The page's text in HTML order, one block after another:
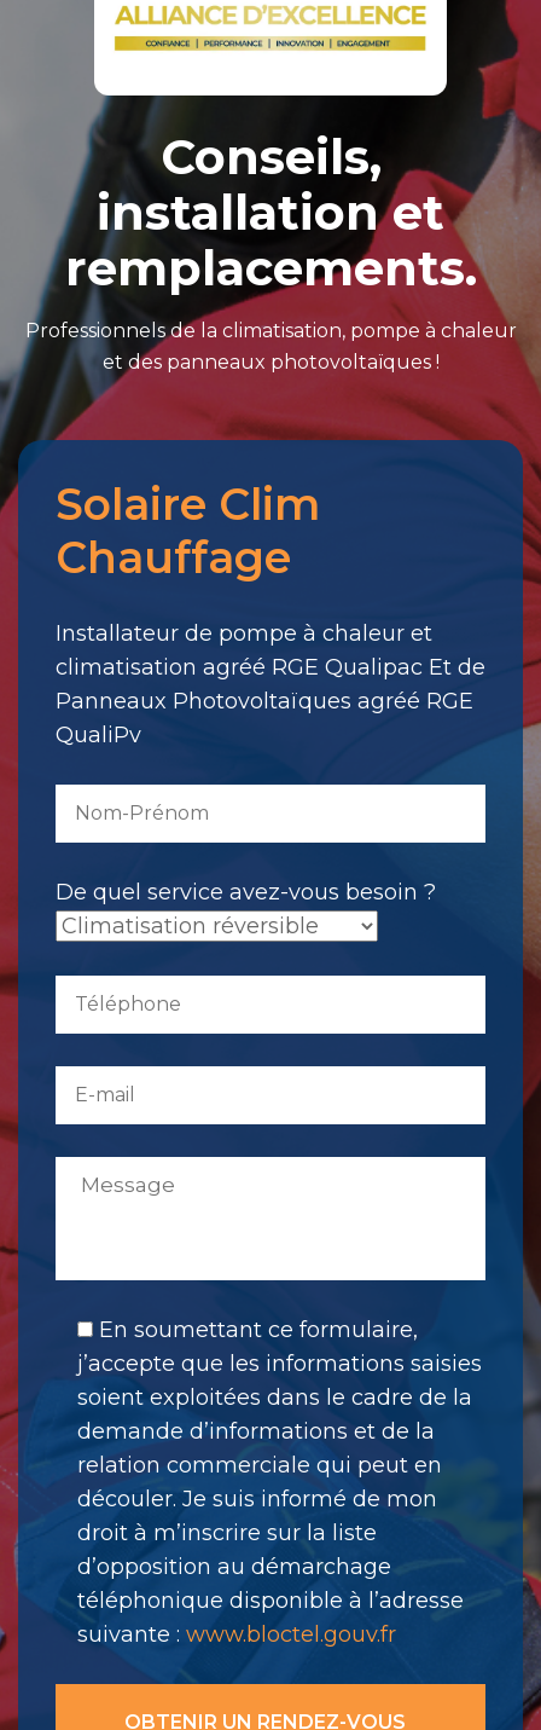
Conseils,
installation et
remplacements.
Professionnels de la climatisation, pompe à chaleur
et des panneaux photovoltaïques !
Merci
pour
votre
Il
a
été
envoyé.
Solaire Clim
Chauffage
Installateur de pompe à chaleur et
climatisation agréé RGE Qualipac Et de
Panneaux Photovoltaïques agréé RGE
QualiPv
De quel service avez-vous besoin ?
En soumettant ce formulaire,
j’accepte que les informations saisies
soient exploitées dans le cadre de la
demande d’informations et de la
relation commerciale qui peut en
découler. Je suis informé de mon
droit à m’inscrire sur la liste
d’opposition au démarchage
téléphonique disponible à l’adresse
suivante : www.bloctel.gouv.fr